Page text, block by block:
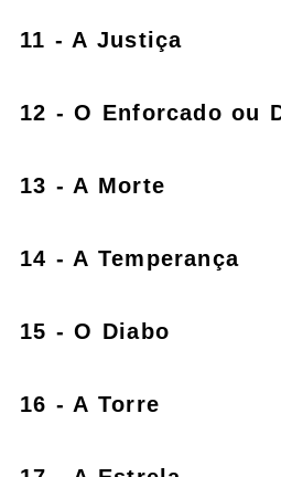
11 - A Justiça
12 - O Enforcado ou
13 - A Morte
14 - A Temperança
15 - O Diabo
16 - A Torre